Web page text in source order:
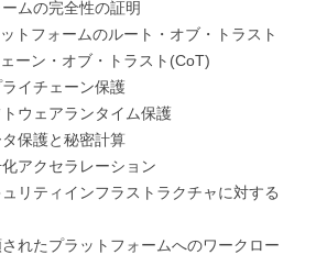
ムの完全性の証明
トフォームのルート・オブ・トラスト
ーン・オブ・トラスト(CoT)
イチェーン保護
ウェアランタイム保護
保護と秘密計算
アクセラレーション
リティインフラストラクチャに対する
れたプラットフォームへのワークロー